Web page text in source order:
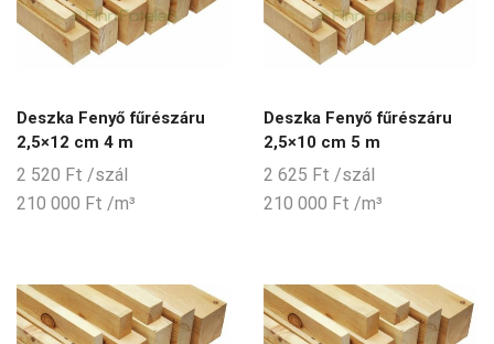
Deszka Fenyő fűrészáru
2,5×12 cm 4 m
2 520 Ft /szál
210 000 Ft /m³
Deszka Fenyő fűrészáru
2,5×10 cm 5 m
2 625 Ft /szál
210 000 Ft /m³